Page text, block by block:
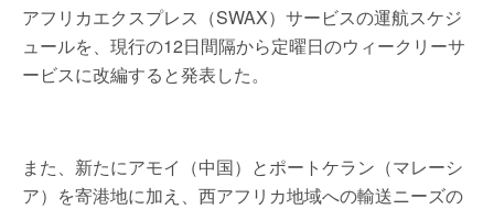
アフリカエクスプレス（SWAX）サービスの運航スケジ
ュールを、現行の12日間隔から定曜日のウィークリーサ
ービスに改編すると発表した。
また、新たにアモイ（中国）とポートケラン（マレーシ
ア）を寄港地に加え、西アフリカ地域への輸送ニーズの